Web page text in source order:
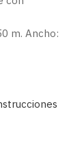
m. Ancho: